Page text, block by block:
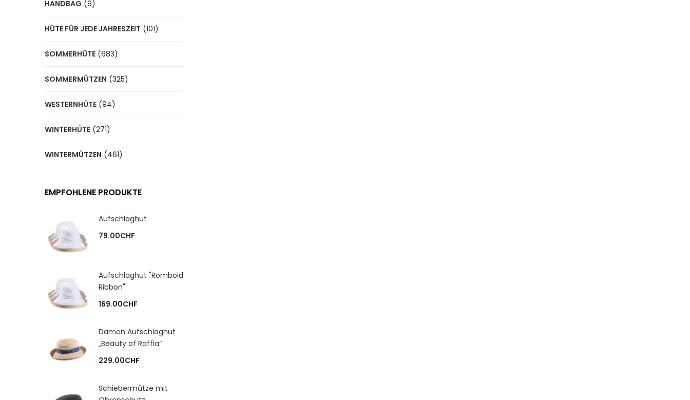
HANDBAG (9)
HÜTE FÜR JEDE JAHRESZEIT (101)
SOMMERHÜTE (683)
SOMMERMÜTZEN (325)
WESTERNHÜTE (94)
WINTERHÜTE (271)
WINTERMÜTZEN (461)
EMPFOHLENE PRODUKTE
Aufschlaghut
79.00CHF
Aufschlaghut "Romboid
Ribbon"
169.00CHF
Damen Aufschlaghut
„Beauty of Raffia“
229.00CHF
Schiebermütze mit